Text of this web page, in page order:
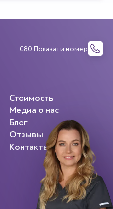
080 Показати номер
Стоимость
Медиа о нас
Блог
Отзывы
Контакты